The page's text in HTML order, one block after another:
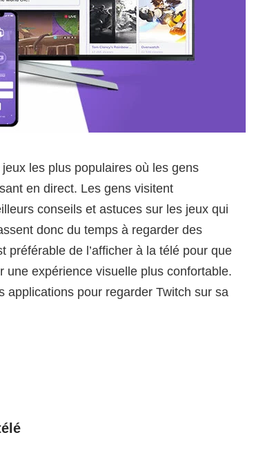
les plus populaires où les gens
en direct. Les gens visitent
conseils et astuces sur les jeux qui
donc du temps à regarder des
de l’afficher à la télé pour que
expérience visuelle plus confortable.
applications pour regarder Twitch sur sa